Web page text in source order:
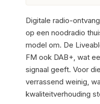
Digitale radio-
op een noodradio
model om. De
FM ook DAB+, wat
signaal geeft. Voor
verrassend weinig,
kwaliteitverhouding